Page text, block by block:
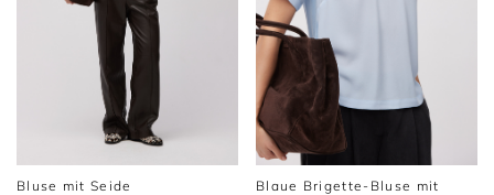
Bluse mit Seide
Blaue Brigette-Bluse mit